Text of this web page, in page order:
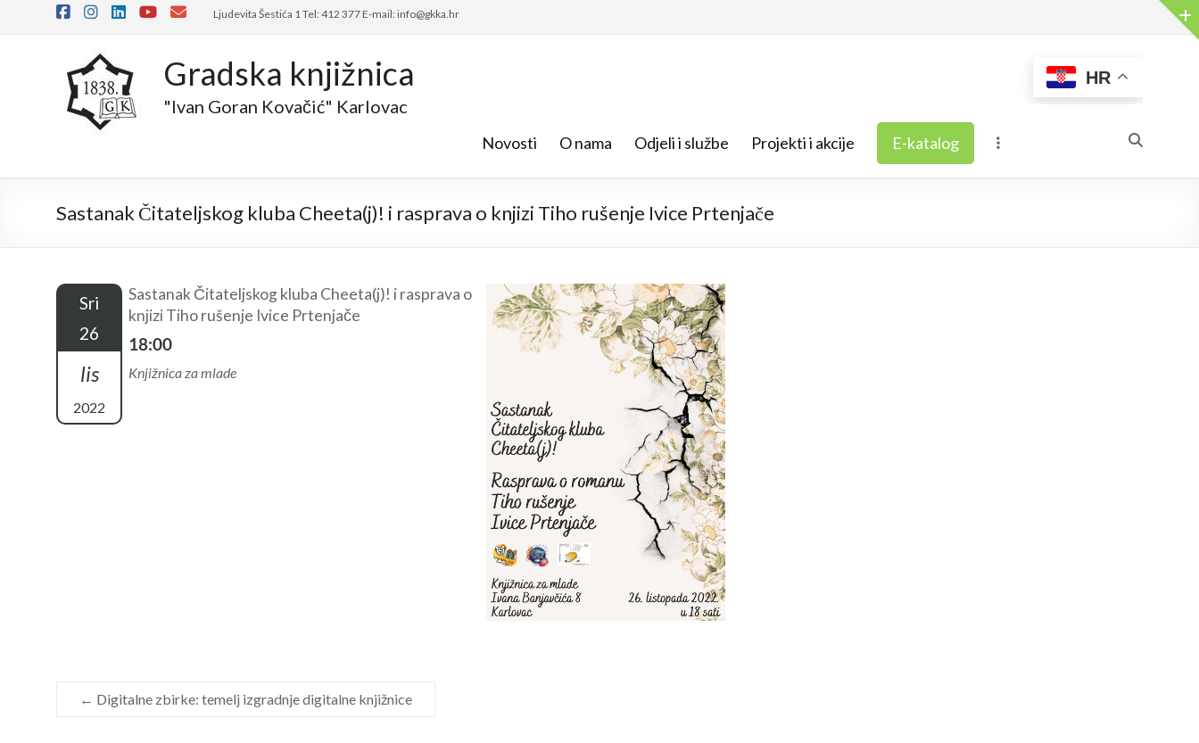
Ljudevita Šestića 1 Tel: 412 377 E-mail: info@gkka.hr
Gradska knjižnica
"Ivan Goran Kovačić" Karlovac
HR
Novosti O nama Odjeli i službe Projekti i akcije E-katalog
Sastanak Čitateljskog kluba Cheeta(j)! i rasprava o knjizi Tiho rušenje Ivice Prtenjače
Sri
26
lis
2022
Sastanak Čitateljskog kluba Cheeta(j)! i rasprava o
knjizi Tiho rušenje Ivice Prtenjače
18:00
Knjižnica za mlade
← Digitalne zbirke: temelj izgradnje digitalne knjižnice